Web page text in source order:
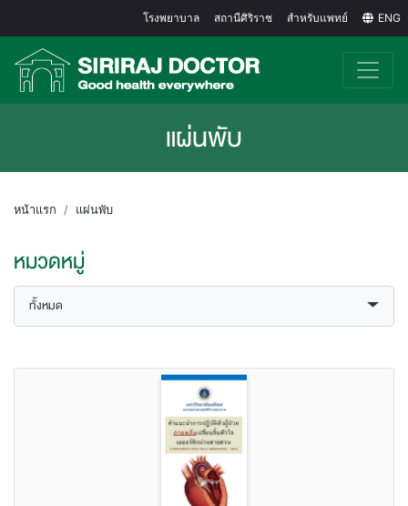
โรงพยาบาล สถานีศิริราช สำหรับแพทย์ ENG
แผ่นพับ
หน้าแรก แผ่นพับ
หมวดหมู่
ทั้งหมด